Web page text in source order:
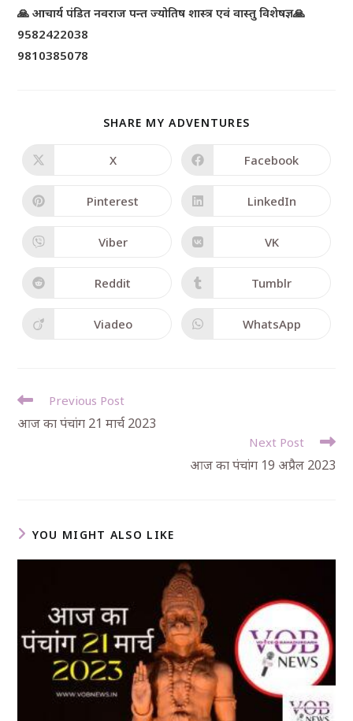
🙏 आचार्य पंडित नवराज पन्त ज्योतिष शास्त्र एवं वास्तु विशेषज्ञ🙏
9582422038
9810385078
SHARE MY ADVENTURES
X Facebook
Pinterest LinkedIn
Viber VK
Reddit Tumblr
Viadeo WhatsApp
Previous Post
आज का पंचांग 21 मार्च 2023
Next Post
आज का पंचांग 19 अप्रैल 2023
YOU MIGHT ALSO LIKE